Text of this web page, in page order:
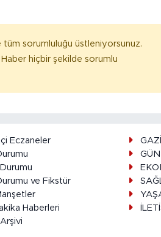
sorumluluğu üstleniyorsunuz.
hiçbir şekilde sorumlu
Eczaneler
ve Fikstür
Haberleri